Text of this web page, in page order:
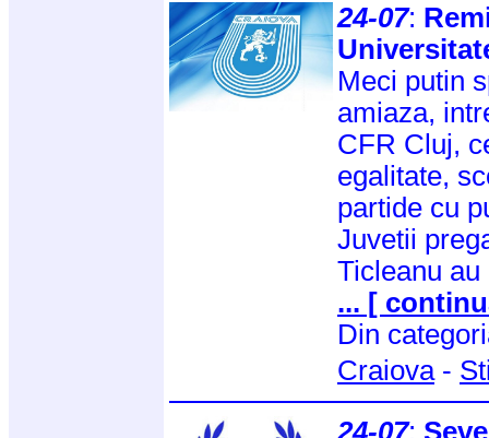
24-07:
Meci putin
amiaza,
CFR Cluj,
egalitate,
partide cu
Juvetii
Ticleanu au
... [
Din
Craiova-
24-07: